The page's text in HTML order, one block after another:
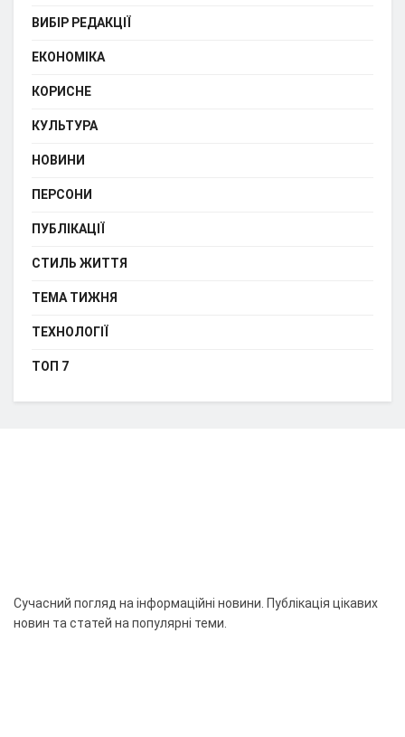
ВИБІР РЕДАКЦІЇ
ЕКОНОМІКА
КОРИСНЕ
КУЛЬТУРА
НОВИНИ
ПЕРСОНИ
ПУБЛІКАЦІЇ
СТИЛЬ ЖИТТЯ
ТЕМА ТИЖНЯ
ТЕХНОЛОГІЇ
ТОП 7
Сучасний погляд на інформаційні новини. Публікація цікавих
новин та статей на популярні теми.